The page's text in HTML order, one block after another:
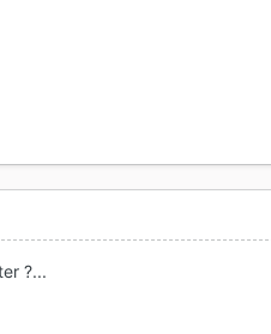
?...